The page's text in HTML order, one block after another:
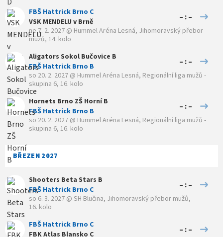
FBŠ Hattrick Brno C
VSK MENDELU v Brně
– : –
ne 7. 2. 2027 @ Hummel Aréna Lesná, Jihomoravský přebor
mužů, 14. kolo
Aligators Sokol Bučovice B
FBŠ Hattrick Brno B
– : –
so 20. 2. 2027 @ Hummel Aréna Lesná, Regionální liga mužů -
skupina 6, 16. kolo
Hornets Brno ZŠ Horní B
FBŠ Hattrick Brno B
– : –
so 20. 2. 2027 @ Hummel Aréna Lesná, Regionální liga mužů -
skupina 6, 16. kolo
BŘEZEN 2027
Shooters Beta Stars B
FBŠ Hattrick Brno C
– : –
so 6. 3. 2027 @ SH Blučina, Jihomoravský přebor mužů,
16. kolo
FBŠ Hattrick Brno C
FBK Atlas Blansko C
– : –